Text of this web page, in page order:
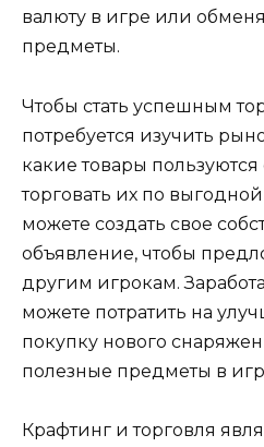
валюту в игре или
предметы.
Чтобы стать успешным
потребуется изучить
какие товары
торговать их по
можете создать свое
объявление, чтобы
другим игрокам.
можете потратить на
покупку нового
полезные предметы в
Крафтинг и торговля